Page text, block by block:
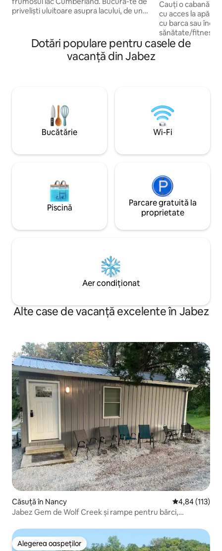
priveliști uluitoare asupra lacului, de un
pentru confort. Indiferent dacă faci
plimbări cu barca, pescuit, caiac,
drumeții, te întâlnești cu familia și
comunitatea împrejmuită este
disponibilă depozitarea bărcilor. De
asemenea, porturile de agrement se află
la o scurtă distanță cu mașina.
curte
Cauți o cabană
cu acces la apă
cu barca sau
sănătate/fitness
infraroșu? Îți plac
cu întreaga
liniștită. La 1/2 milă de accesul la lac, plajă
cu pietriș, lansare
înot. Doar 6 mile
Dotări populare pentru casele de
vacanță din Jabez
Bucătărie Wi-Fi
Piscină
Parcare gratuită la
proprietate
Aer condiționat
Alte case de vacanță excelente în Jabez
Căsuță în Nancy Scor mediu
4,84 (113)
Jabez Gem de Wolf Creek și rampe pentru bărci,
Alegerea oaspeților
Alegerea oaspeților